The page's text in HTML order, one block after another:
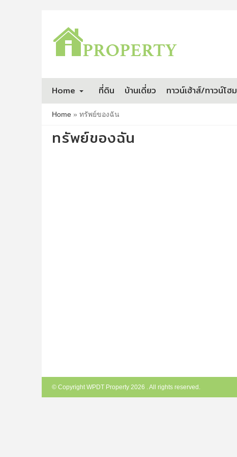
Home ที่ดิน บ้านเดี่ยว ทาวน์เฮ้าส์/ทาวน์โฮม
Home » ทรัพย์ของฉัน
ทรัพย์ของฉัน
© Copyright WPDT Property 2026 . All rights reserved.